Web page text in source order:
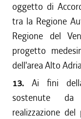
oggetto di
tra la Regione
Regione del
progetto
dell'area Alto
13. Ai fini
sostenute da
realizzazione